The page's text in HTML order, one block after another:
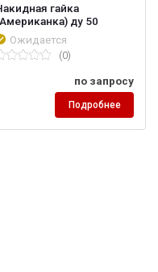
гайка
ду 50
Ожидается
(0)
по запросу
Подробнее